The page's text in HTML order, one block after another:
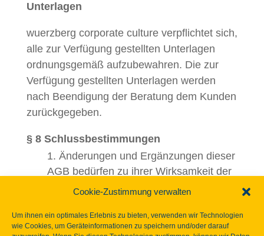
Cookie-Zustimmung verwalten
Um ihnen ein optimales Erlebnis zu bieten, verwenden wir Technologien
wie Cookies, um Geräteinformationen zu speichern und/oder darauf
Unterlagen
wuerzberg corporate culture verpflichtet sich,
alle zur Verfügung gestellten Unterlagen
ordnungsgemäß aufzubewahren. Die zur
Verfügung gestellten Unterlagen werden
nach Beendigung der Beratung dem Kunden
zurückgegeben.
§ 8 Schlussbestimmungen
Änderungen und Ergänzungen dieser
AGB bedürfen zu ihrer Wirksamkeit der
Schriftform.
Bestimmungen dieser AGB unwirksam,
bleibt die Gültigkeit der übrigen